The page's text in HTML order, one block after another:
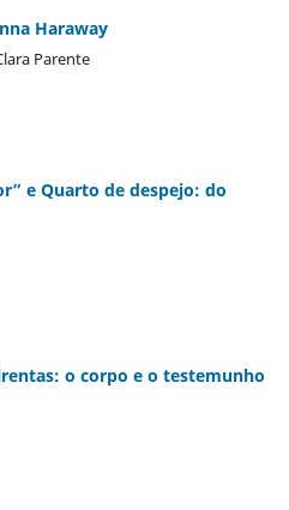
Haraway
Parente
e Quarto de despejo: do
o corpo e o testemunho